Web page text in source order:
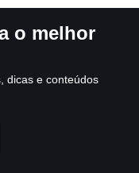
o melhor
dicas e conteúdos